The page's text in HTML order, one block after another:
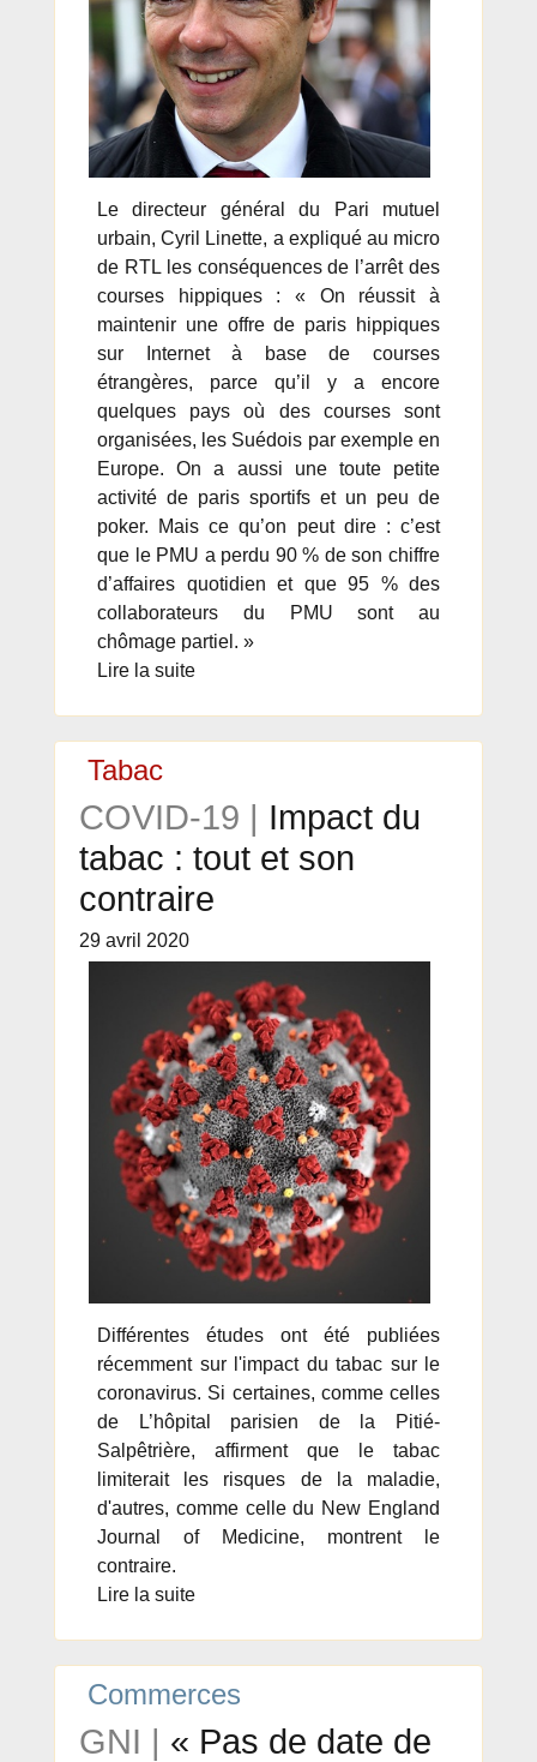
Le directeur général du Pari mutuel
urbain, Cyril Linette, a expliqué au micro
de RTL les conséquences de l’arrêt des
courses hippiques : « On réussit à
maintenir une offre de paris hippiques
sur Internet à base de courses
étrangères, parce qu’il y a encore
quelques pays où des courses sont
organisées, les Suédois par exemple en
Europe. On a aussi une toute petite
activité de paris sportifs et un peu de
poker. Mais ce qu’on peut dire : c’est
que le PMU a perdu 90 % de son chiffre
d’affaires quotidien et que 95 % des
collaborateurs du PMU sont au
chômage partiel. »
Lire la suite
Tabac
COVID-19 | Impact du
tabac : tout et son
contraire
29 avril 2020
Différentes études ont été publiées
récemment sur l'impact du tabac sur le
coronavirus. Si certaines, comme celles
de L’hôpital parisien de la Pitié-
Salpêtrière, affirment que le tabac
limiterait les risques de la maladie,
d'autres, comme celle du New England
Journal of Medicine, montrent le
contraire.
Lire la suite
Commerces
GNI | « Pas de date de